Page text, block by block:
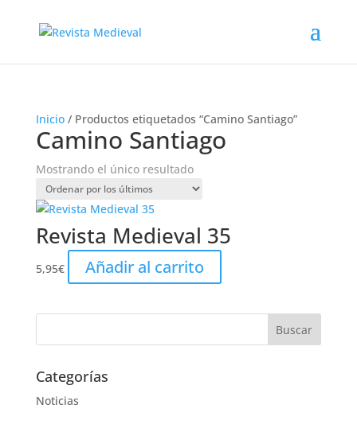
Inicio/ Productos etiquetados “Camino Santiago”
Camino Santiago
Mostrando el único resultado
Revista Medieval 35
5,95€ Añadir al carrito
Categorías
Noticias